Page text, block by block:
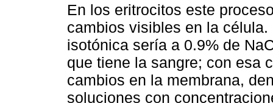
En los eritrocitos este
cambios visibles en la
isotónica sería a 0.9% de
que tiene la sangre; con esa
cambios en la membrana,
soluciones con